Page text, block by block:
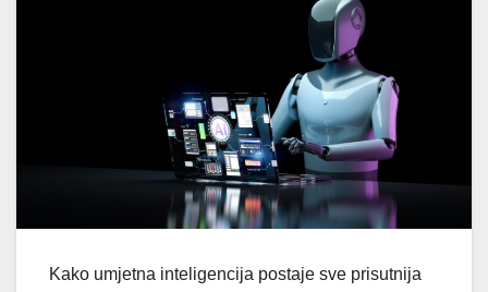
Kako umjetna inteligencija postaje sve prisutnija